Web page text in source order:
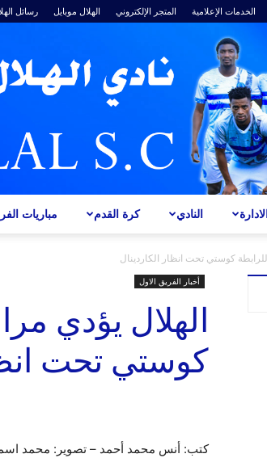
الخدمات الإعلامية المتجر الإلكتروني الهلال موبايل رسائل
مباريات كرة القدم النادي
كوستي تحت انظار الكاردينال
أخبار الفريق الاول
الهلال يؤدي
كوستي تحت
كتب: أنس محمد أحمد – تصوير: محمد